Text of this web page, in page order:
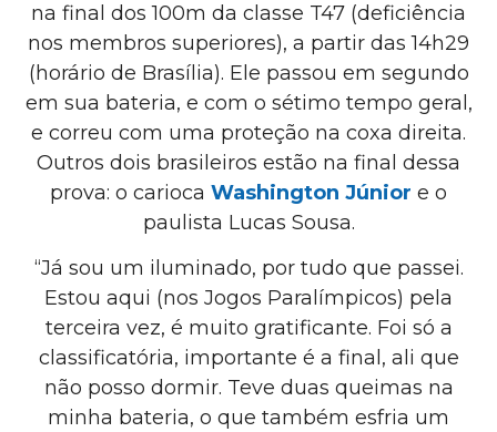
na final dos 100m da classe T47 (deficiência
nos membros superiores), a partir das 14h29
(horário de Brasília). Ele passou em segundo
em sua bateria, e com o sétimo tempo geral,
e correu com uma proteção na coxa direita.
Outros dois brasileiros estão na final dessa
prova: o carioca Washington Júnior e o
paulista Lucas Sousa.
“Já sou um iluminado, por tudo que passei.
Estou aqui (nos Jogos Paralímpicos) pela
terceira vez, é muito gratificante. Foi só a
classificatória, importante é a final, ali que
não posso dormir. Teve duas queimas na
minha bateria, o que também esfria um